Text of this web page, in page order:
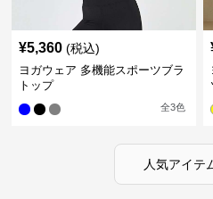
¥5,360 (税込)
ヨガウェア 多機能スポーツブラ
トップ
全3色
人気アイテ